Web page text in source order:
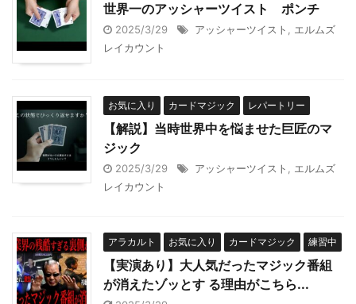
世界一のアッシャーツイスト ポンチ
2025/3/29 アッシャーツイスト
エルムズ
レイカウント
お気に入り カードマジック レパートリー
【解説】当時世界中を悩ませた巨匠のマ
ジック
2025/3/29 アッシャーツイスト
エルムズ
レイカウント
アラカルト お気に入り カードマジック 練習中
【実演あり】大人気だったマジック番組
が消えたゾッとす る理由がこちら...